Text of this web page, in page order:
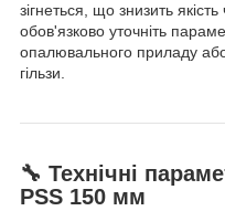
зігнеться, що знизить
обов'язково уточніть
опалювального приладу
гільзи.
🔧 Технічні
PSS 150 мм